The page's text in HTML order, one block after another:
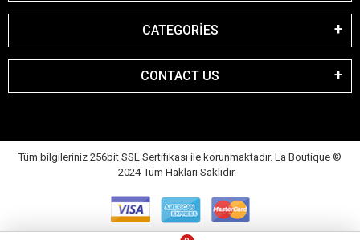
CATEGORİES
CONTACT US
Tüm bilgileriniz 256bit SSL Sertifikası ile korunmaktadır. La Boutique ©
2024 Tüm Hakları Saklıdır